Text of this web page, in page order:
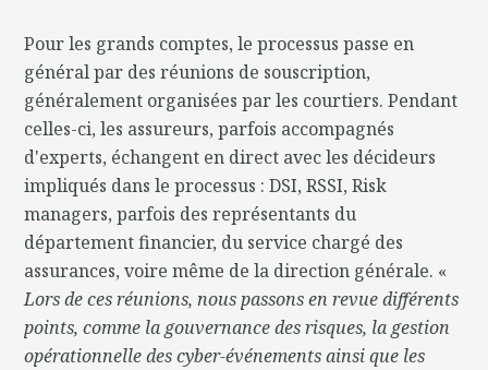
Pour les grands comptes, le processus passe en
général par des réunions de souscription,
généralement organisées par les courtiers. Pendant
celles-ci, les assureurs, parfois accompagnés
d'experts, échangent en direct avec les décideurs
impliqués dans le processus : DSI, RSSI, Risk
managers, parfois des représentants du
département financier, du service chargé des
assurances, voire même de la direction générale. «
Lors de ces réunions, nous passons en revue différents
points, comme la gouvernance des risques, la gestion
opérationnelle des cyber-événements ainsi que les